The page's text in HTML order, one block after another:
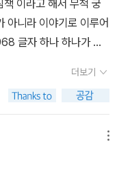
가 이름이 빼곡히 적혀
담겨 있을지 궁금하긴
다니고 있어요. 신랑
나 싶어서 읽어 봤는
자들이 쏟아져 있기도
요. 그런데 여기서 눈
노키오의 모험 보물섬1
아시겠어요? 딩동댕!
보물섬,해저2만리,빨간
제목과 내용이 한줄 한
이는 책 제목만 알려주
기둥나무를 사이에 두
니이 기둥은 나무가 아
겨 다니기도 해요'라는
이에요~~글자로 그
아요!!​타이포그래피에
이라고 해서 무척 궁
아니라 이야기로 이루어
글자 하나 하나가 예
나~이 글씨좀 봐!!!''대
이는...상상의 힘으로
아이랍니다무수히 많은
이 되는 책. 소년과 함
에 사는 괴물에게쫓겨
큼 다양하고아름다운 일
더보기